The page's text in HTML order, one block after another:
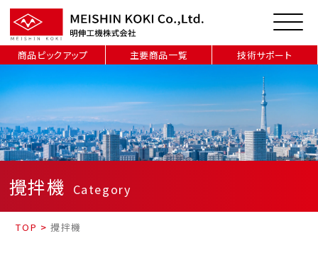
商品ピックアップ 主要商品一覧 技術サポート
攪拌機 Category
TOP >攪拌機